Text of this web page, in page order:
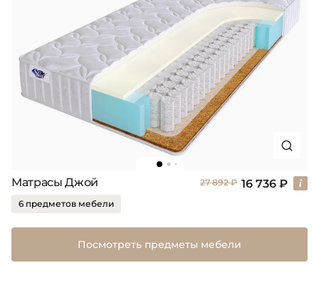
Матрасы Джой 27 892 ₽ 16 736 ₽
6 предметов мебели
Посмотреть предметы мебели